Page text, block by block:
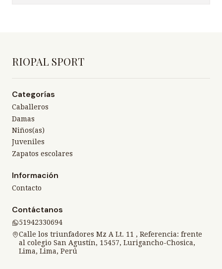
RIOPAL SPORT
Categorías
Caballeros
Damas
Niños(as)
Juveniles
Zapatos escolares
Información
Contacto
Contáctanos
51942330694
Calle los triunfadores Mz A Lt. 11 , Referencia: frente
al colegio San Agustín, 15457, Lurigancho-Chosica,
Lima, Lima, Perú